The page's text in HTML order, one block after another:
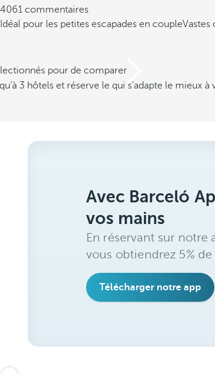
4061 commentaires
Idéal pour les petites escapades en coupleVastes
pour de comparer
3 hôtels et réserve le qui s’adapte le mieux à
Avec Barceló
vos mains
En réservant sur notre
vous obtiendrez 5%
Télécharger notre app